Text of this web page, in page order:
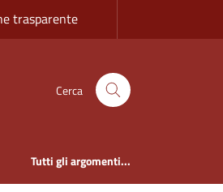
trasparente
Cerca
Tutti gli argomenti...